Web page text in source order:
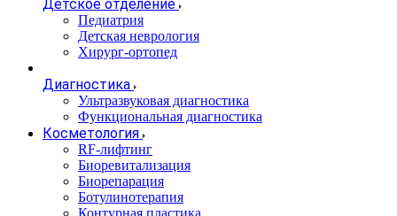
Детское отделение
Педиатрия
Детская неврология
Хирург-ортопед
Диагностика
Ультразвуковая диагностика
Функциональная диагностика
Косметология
RF-лифтинг
Биоревитализация
Биорепарация
Ботулинотерапия
Контурная пластика